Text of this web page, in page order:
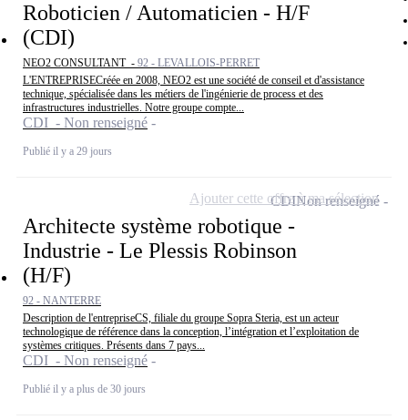
Roboticien / Automaticien - H/F
(CDI)
NEO2 CONSULTANT - 92 - LEVALLOIS-PERRET
L'ENTREPRISECréée en 2008, NEO2 est une société de conseil et d'assistance
technique, spécialisée dans les métiers de l'ingénierie de process et des
infrastructures industrielles. Notre groupe compte...
CDI - Non renseigné
Publié il y a 29 jours
Architecte système robotique -
Industrie - Le Plessis Robinson
(H/F)
92 - NANTERRE
Description de l'entrepriseCS, filiale du groupe Sopra Steria, est un acteur
technologique de référence dans la conception, l’intégration et l’exploitation de
systèmes critiques. Présents dans 7 pays...
CDI - Non renseigné
Publié il y a plus de 30 jours
CDINon renseigné
Ajouter cette offre à ma sélection